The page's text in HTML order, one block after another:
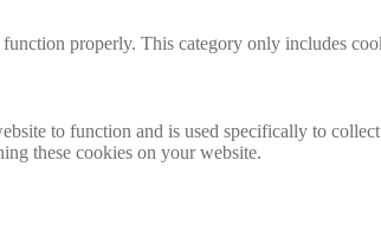
properly. This category only includes
to function and is used specifically to
these cookies on your website.